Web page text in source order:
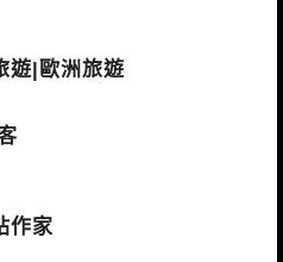
遊|歐洲旅遊
作家